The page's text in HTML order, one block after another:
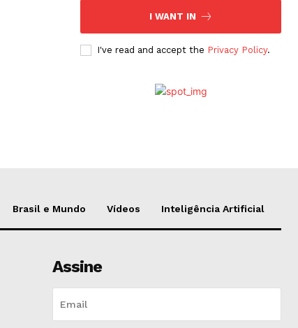
I WANT IN
I've read and accept the Privacy Policy.
Brasil e Mundo Vídeos Inteligência Artificial
Assine